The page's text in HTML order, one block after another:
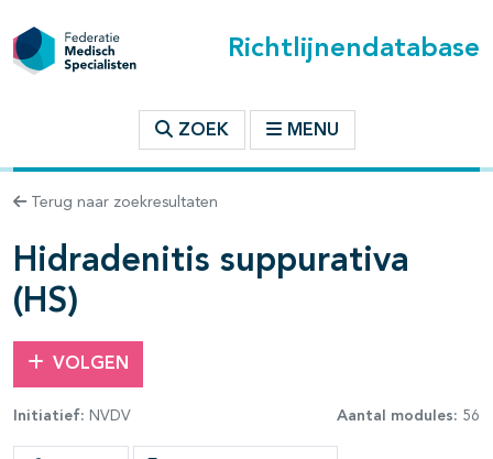
Richtlijnendatabase
ZOEK MENU
Terug naar zoekresultaten
Hidradenitis suppurativa
(HS)
VOLGEN
Initiatief: NVDV Aantal modules: 56
binnen deze richtlijn